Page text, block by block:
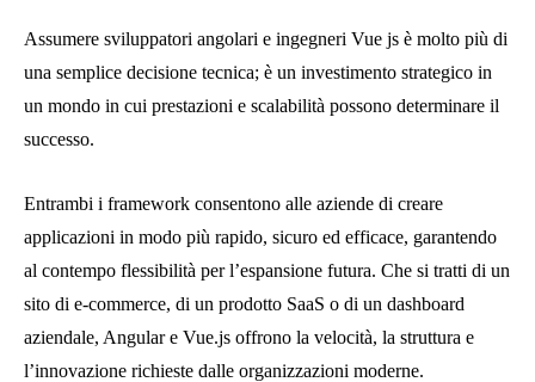
Assumere sviluppatori angolari e ingegneri Vue js è molto più di
una semplice decisione tecnica; è un investimento strategico in
un mondo in cui prestazioni e scalabilità possono determinare il
successo.
Entrambi i framework consentono alle aziende di creare
applicazioni in modo più rapido, sicuro ed efficace, garantendo
al contempo flessibilità per l’espansione futura. Che si tratti di un
sito di e-commerce, di un prodotto SaaS o di un dashboard
aziendale, Angular e Vue.js offrono la velocità, la struttura e
l’innovazione richieste dalle organizzazioni moderne.